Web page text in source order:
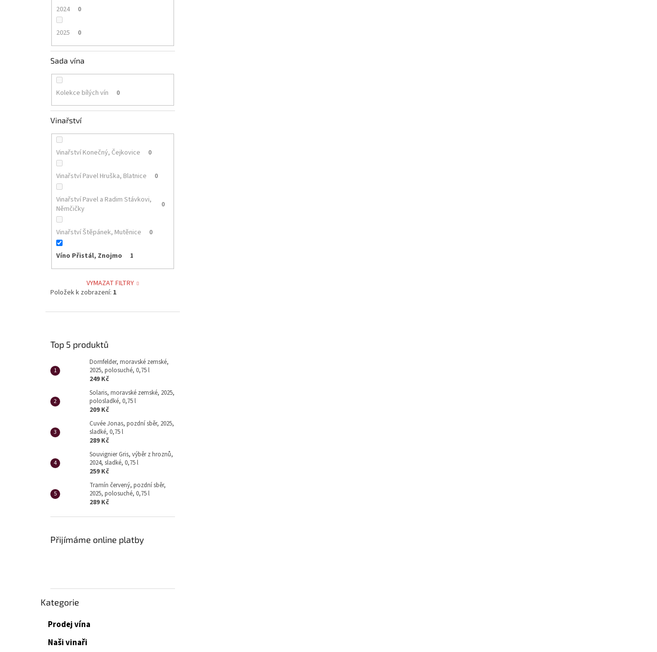
2024 0
2025 0
Sada vína
Kolekce bílých vín 0
Vinařství
Vinařství Konečný, Čejkovice 0
Vinařství Pavel Hruška, Blatnice 0
Vinařství Pavel a Radim Stávkovi,
Němčičky
0
Vinařství Štěpánek, Mutěnice 0
Víno Přistál, Znojmo 1
VYMAZAT FILTRY
Položek k zobrazení: 1
Top 5 produktů
Dornfelder, moravské zemské,
2025, polosuché, 0,75 l
249 Kč
Solaris, moravské zemské, 2025,
polosladké, 0,75 l
209 Kč
Cuvée Jonas, pozdní sběr, 2025,
sladké, 0,75 l
289 Kč
Souvignier Gris, výběr z hroznů,
2024, sladké, 0,75 l
259 Kč
Tramín červený, pozdní sběr,
2025, polosuché, 0,75 l
289 Kč
Přijímáme online platby
Přeskočit
kategorie
Kategorie
Prodej vína
Naši vinaři